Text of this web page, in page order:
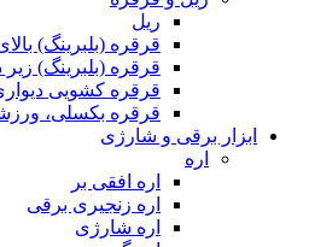
ریل
قرقره (بلبرینگ)
قرقره (بلبرینگ)
قرقره کشویی
قرقره بکسلی،
ابزار برقی و شارژی
اره
اره افقی بر
اره زنجیری برقی
اره شارژی